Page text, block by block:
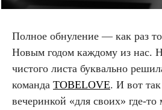
Полное обнуление — как раз
Новым годом каждому из нас.
чистого листа буквально
команда TOBELOVE. И вот
вечеринкой «для своих» где-